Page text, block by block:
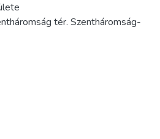
tér. Szentháromság-